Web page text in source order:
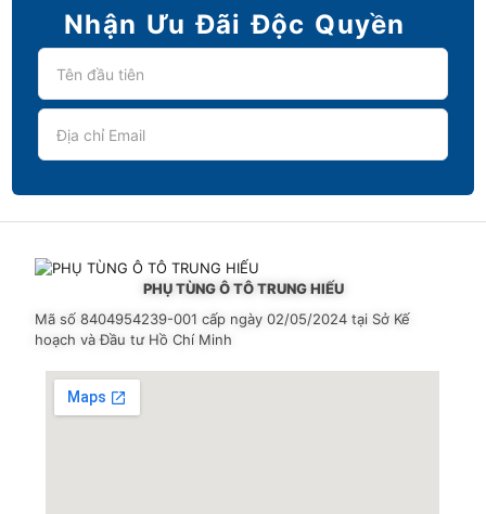
Nhận Ưu Đãi Độc Quyền
PHỤ TÙNG Ô TÔ TRUNG HIẾU
Mã số 8404954239-001cấp ngày 02/05/2024 tại Sở Kế
hoạch và Đầu tư Hồ Chí Minh